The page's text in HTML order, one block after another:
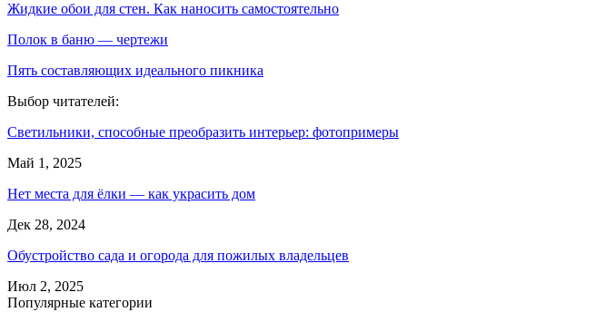
Жидкие обои для стен. Как наносить самостоятельно
Полок в баню — чертежи
Пять составляющих идеального пикника
Выбор читателей:
Светильники, способные преобразить интерьер: фотопримеры
Май 1, 2025
Нет места для ёлки — как украсить дом
Дек 28, 2024
Обустройство сада и огорода для пожилых владельцев
Июл 2, 2025
Популярные категории